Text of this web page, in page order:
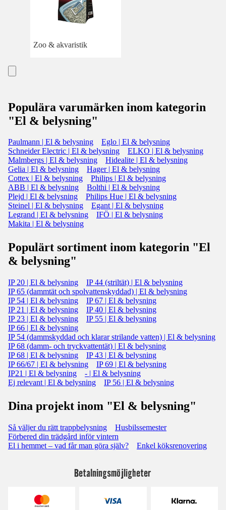
Zoo & akvaristik
Populära varumärken inom kategorin
"El & belysning"
Paulmann | El & belysning
Eglo | El & belysning
Schneider Electric | El & belysning
ELKO | El & belysning
Malmbergs | El & belysning
Hidealite | El & belysning
Gelia | El & belysning
Hager | El & belysning
Cottex | El & belysning
Philips | El & belysning
ABB | El & belysning
Bolthi | El & belysning
Plejd | El & belysning
Philips Hue | El & belysning
Steinel | El & belysning
Egant | El & belysning
Legrand | El & belysning
IFÖ | El & belysning
Makita | El & belysning
Populärt sortiment inom kategorin "El
& belysning"
IP 20 | El & belysning
IP 44 (striltät) | El & belysning
IP 65 (dammtät och spolvattenskyddad) | El & belysning
IP 54 | El & belysning
IP 67 | El & belysning
IP 21 | El & belysning
IP 40 | El & belysning
IP 23 | El & belysning
IP 55 | El & belysning
IP 66 | El & belysning
IP 54 (dammskyddad och klarar strilande vatten) | El & belysning
IP 68 (damm- och tryckvattentät) | El & belysning
IP 68 | El & belysning
IP 43 | El & belysning
IP 66/67 | El & belysning
IP 69 | El & belysning
IP21 | El & belysning
- | El & belysning
Ej relevant | El & belysning
IP 56 | El & belysning
Dina projekt inom "El & belysning"
Så väljer du rätt trappbelysning
Husbilssemester
Förbered din trädgård inför vintern
El i hemmet – vad får man göra själv?
Enkel köksrenovering
Betalningsmöjligheter